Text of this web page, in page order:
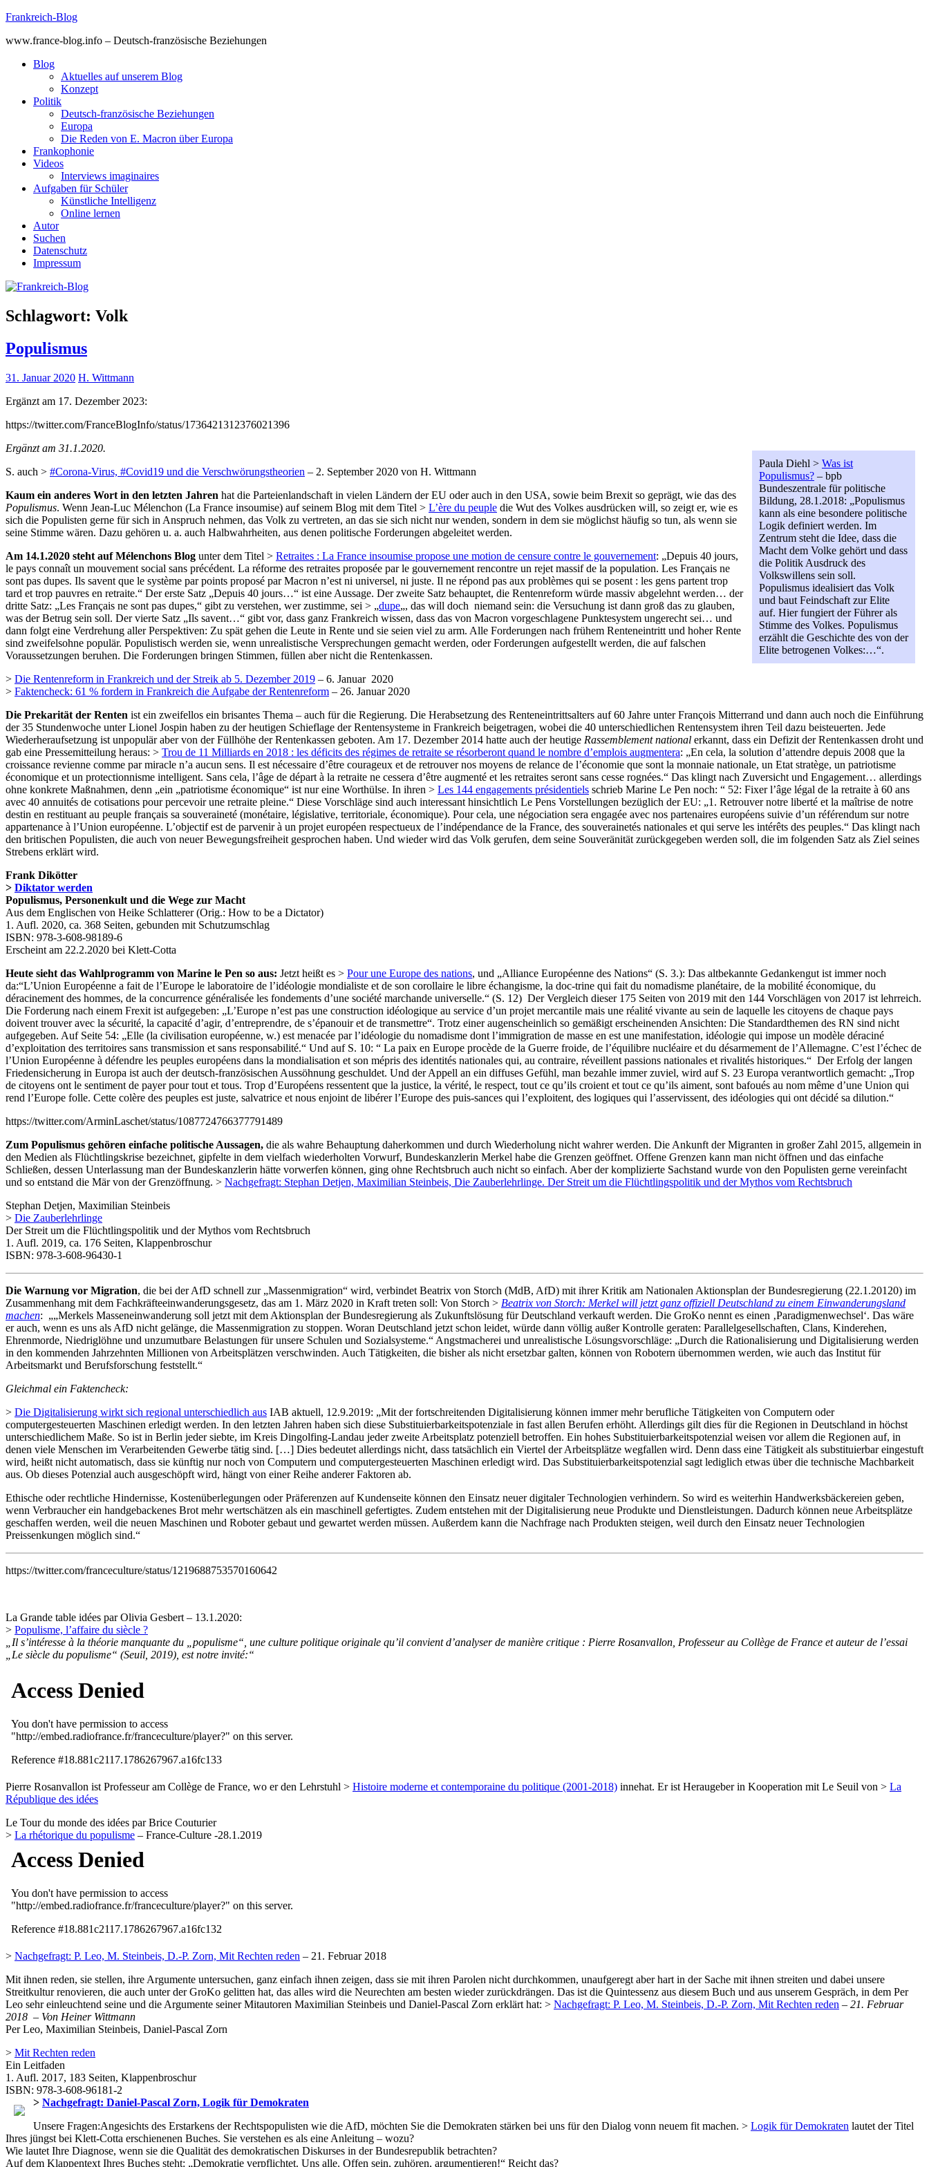
Skip
content
Frankreich-Blog
www.france-blog.info – Deutsch-französische Beziehungen
Blog
Aktuelles auf unserem Blog
Konzept
Politik
Deutsch-französische Beziehungen
Europa
Die Reden von E. Macron über Europa
Frankophonie
Videos
Interviews imaginaires
Aufgaben für Schüler
Künstliche Intelligenz
Online lernen
Autor
Suchen
Datenschutz
Impressum
Schlagwort: Volk
Populismus
31. Januar 2020 H. Wittmann
Ergänzt am 17. Dezember 2023:
https://twitter.com/FranceBlogInfo/status/1736421312376021396
Paula Diehl > Was ist
Populismus? – bpb
Bundeszentrale für politische
Bildung, 28.1.2018: „Populismus
kann als eine besondere politische
Logik definiert werden. Im
Zentrum steht die Idee, dass die
Macht dem Volke gehört und dass
die Politik Ausdruck des
Volkswillens sein soll.
Populismus idealisiert das Volk
und baut Feindschaft zur Elite
auf. Hier fungiert der Führer als
Stimme des Volkes. Populismus
erzählt die Geschichte des von der
Elite betrogenen Volkes:…“.
Ergänzt am 31.1.2020.
S. auch > #Corona-Virus, #Covid19 und die Verschwörungstheorien – 2. September 2020 von H. Wittmann
Kaum ein anderes Wort in den letzten Jahren hat die Parteienlandschaft in vielen Ländern der EU oder auch in den USA, sowie beim Brexit so geprägt, wie das des
Populismus. Wenn Jean-Luc Mélenchon (La France insoumise) auf seinem Blog mit dem Titel > L’ère du peuple die Wut des Volkes ausdrücken will, so zeigt er, wie es
sich die Populisten gerne für sich in Anspruch nehmen, das Volk zu vertreten, an das sie sich nicht nur wenden, sondern in dem sie möglichst häufig so tun, als wenn sie
seine Stimme wären. Dazu gehören u. a. auch Halbwahrheiten, aus denen politische Forderungen abgeleitet werden.
Am 14.1.2020 steht auf Mélenchons Blog unter dem Titel > Retraites : La France insoumise propose une motion de censure contre le gouvernement: „Depuis 40 jours,
le pays connaît un mouvement social sans précédent. La réforme des retraites proposée par le gouvernement rencontre un rejet massif de la population. Les Français ne
sont pas dupes. Ils savent que le système par points proposé par Macron n’est ni universel, ni juste. Il ne répond pas aux problèmes qui se posent : les gens partent trop
tard et trop pauvres en retraite.“ Der erste Satz „Depuis 40 jours…“ ist eine Aussage. Der zweite Satz behauptet, die Rentenreform würde massiv abgelehnt werden… der
dritte Satz: „Les Français ne sont pas dupes,“ gibt zu verstehen, wer zustimme, sei > „dupe„, das will doch niemand sein: die Versuchung ist dann groß das zu glauben,
was der Betrug sein soll. Der vierte Satz „Ils savent…“ gibt vor, dass ganz Frankreich wissen, dass das von Macron vorgeschlagene Punktesystem ungerecht sei… und
dann folgt eine Verdrehung aller Perspektiven: Zu spät gehen die Leute in Rente und sie seien viel zu arm. Alle Forderungen nach frühem Renteneintritt und hoher Rente
sind zweifelsohne populär. Populistisch werden sie, wenn unrealistische Versprechungen gemacht werden, oder Forderungen aufgestellt werden, die auf falschen
Voraussetzungen beruhen. Die Forderungen bringen Stimmen, füllen aber nicht die Rentenkassen.
> Die Rentenreform in Frankreich und der Streik ab 5. Dezember 2019 – 6. Januar 2020
> Faktencheck: 61 % fordern in Frankreich die Aufgabe der Rentenreform – 26. Januar 2020
Die Prekarität der Renten ist ein zweifellos ein brisantes Thema – auch für die Regierung. Die Herabsetzung des Renteneintrittsalters auf 60 Jahre unter François Mitterrand und dann auch noch die Einführung
der 35 Stundenwoche unter Lionel Jospin haben zu der heutigen Schieflage der Rentensysteme in Frankreich beigetragen, wobei die 40 unterschiedlichen Rentensystem ihren Teil dazu beisteuerten. Jede
Wiederheraufsetzung ist unpopulär aber von der Füllhöhe der Rentenkassen geboten. Am 17. Dezember 2014 hatte auch der heutige Rassemblement national erkannt, dass ein Defizit der Rentenkassen droht und
gab eine Pressemitteilung heraus: > Trou de 11 Milliards en 2018 : les déficits des régimes de retraite se résorberont quand le nombre d’emplois augmentera: „En cela, la solution d’attendre depuis 2008 que la
croissance revienne comme par miracle n’a aucun sens. Il est nécessaire d’être courageux et de retrouver nos moyens de relance de l’économie que sont la monnaie nationale, un Etat stratège, un patriotisme
économique et un protectionnisme intelligent. Sans cela, l’âge de départ à la retraite ne cessera d’être augmenté et les retraites seront sans cesse rognées.“ Das klingt nach Zuversicht und Engagement… allerdings
ohne konkrete Maßnahmen, denn „ein „patriotisme économique“ ist nur eine Worthülse. In ihren > Les 144 engagements présidentiels schrieb Marine Le Pen noch: “ 52: Fixer l’âge légal de la retraite à 60 ans
avec 40 annuités de cotisations pour percevoir une retraite pleine.“ Diese Vorschläge sind auch interessant hinsichtlich Le Pens Vorstellungen bezüglich der EU: „1. Retrouver notre liberté et la maîtrise de notre
destin en restituant au peuple français sa souveraineté (monétaire, législative, territoriale, économique). Pour cela, une négociation sera engagée avec nos partenaires européens suivie d’un référendum sur notre
appartenance à l’Union européenne. L’objectif est de parvenir à un projet européen respectueux de l’indépendance de la France, des souverainetés nationales et qui serve les intérêts des peuples.“ Das klingt nach
den britischen Populisten, die auch von neuer Bewegungsfreiheit gesprochen haben. Und wieder wird das Volk gerufen, dem seine Souveränität zurückgegeben werden soll, die im folgenden Satz als Ziel seines
Strebens erklärt wird.
Frank Dikötter
> Diktator werden
Populismus, Personenkult und die Wege zur Macht
Aus dem Englischen von Heike Schlatterer (Orig.: How to be a Dictator)
1. Aufl. 2020, ca. 368 Seiten, gebunden mit Schutzumschlag
ISBN: 978-3-608-98189-6
Erscheint am 22.2.2020 bei Klett-Cotta
Heute sieht das Wahlprogramm von Marine le Pen so aus: Jetzt heißt es > Pour une Europe des nations, und „Alliance Européenne des Nations“ (S. 3.): Das altbekannte Gedankengut ist immer noch
da:“L’Union Européenne a fait de l’Europe le laboratoire de l’idéologie mondialiste et de son corollaire le libre échangisme, la doc-trine qui fait du nomadisme planétaire, de la mobilité économique, du
déracinement des hommes, de la concurrence généralisée les fondements d’une société marchande universelle.“ (S. 12) Der Vergleich dieser 175 Seiten von 2019 mit den 144 Vorschlägen von 2017 ist lehrreich.
Die Forderung nach einem Frexit ist aufgegeben: „L’Europe n’est pas une construction idéologique au service d’un projet mercantile mais une réalité vivante au sein de laquelle les citoyens de chaque pays
doivent trouver avec la sécurité, la capacité d’agir, d’entreprendre, de s’épanouir et de transmettre“. Trotz einer augenscheinlich so gemäßigt erscheinenden Ansichten: Die Standardthemen des RN sind nicht
aufgegeben. Auf Seite 54: „Elle (la civilisation européenne, w.) est menacée par l’idéologie du nomadisme dont l’immigration de masse en est une manifestation, idéologie qui impose un modèle déraciné
d’exploitation des territoires sans transmission et sans responsabilité.“ Und auf S. 10: “ La paix en Europe procède de la Guerre froide, de l’équilibre nucléaire et du désarmement de l’Allemagne. C’est l’échec de
l’Union Européenne à défendre les peuples européens dans la mondialisation et son mépris des identités nationales qui, au contraire, réveillent passions nationales et rivalités historiques.“ Der Erfolg der langen
Friedensicherung in Europa ist auch der deutsch-französischen Aussöhnung geschuldet. Und der Appell an ein diffuses Gefühl, man bezahle immer zuviel, wird auf S. 23 Europa verantwortlich gemacht: „Trop
de citoyens ont le sentiment de payer pour tout et tous. Trop d’Européens ressentent que la justice, la vérité, le respect, tout ce qu’ils croient et tout ce qu’ils aiment, sont bafoués au nom même d’une Union qui
rend l’Europe folle. Cette colère des peuples est juste, salvatrice et nous enjoint de libérer l’Europe des puis-sances qui l’exploitent, des logiques qui l’asservissent, des idéologies qui ont décidé sa dilution.“
https://twitter.com/ArminLaschet/status/1087724766377791489
Zum Populismus gehören einfache politische Aussagen, die als wahre Behauptung daherkommen und durch Wiederholung nicht wahrer werden. Die Ankunft der Migranten in großer Zahl 2015, allgemein in
den Medien als Flüchtlingskrise bezeichnet, gipfelte in dem vielfach wiederholten Vorwurf, Bundeskanzlerin Merkel habe die Grenzen geöffnet. Offene Grenzen kann man nicht öffnen und das einfache
Schließen, dessen Unterlassung man der Bundeskanzlerin hätte vorwerfen können, ging ohne Rechtsbruch auch nicht so einfach. Aber der komplizierte Sachstand wurde von den Populisten gerne vereinfacht
und so entstand die Mär von der Grenzöffnung. > Nachgefragt: Stephan Detjen, Maximilian Steinbeis, Die Zauberlehrlinge. Der Streit um die Flüchtlingspolitik und der Mythos vom Rechtsbruch
Stephan Detjen, Maximilian Steinbeis
> Die Zauberlehrlinge
Der Streit um die Flüchtlingspolitik und der Mythos vom Rechtsbruch
1. Aufl. 2019, ca. 176 Seiten, Klappenbroschur
ISBN: 978-3-608-96430-1
Die Warnung vor Migration, die bei der AfD schnell zur „Massenmigration“ wird, verbindet Beatrix von Storch (MdB, AfD) mit ihrer Kritik am Nationalen Aktionsplan der Bundesregierung (22.1.20120) im
Zusammenhang mit dem Fachkräfteeinwanderungsgesetz, das am 1. März 2020 in Kraft treten soll: Von Storch > Beatrix von Storch: Merkel will jetzt ganz offiziell Deutschland zu einem Einwanderungsland
machen: „„Merkels Masseneinwanderung soll jetzt mit dem Aktionsplan der Bundesregierung als Zukunftslösung für Deutschland verkauft werden. Die GroKo nennt es einen ‚Paradigmenwechsel‘. Das wäre
er auch, wenn es uns als AfD nicht gelänge, die Massenmigration zu stoppen. Woran Deutschland jetzt schon leidet, würde dann völlig außer Kontrolle geraten: Parallelgesellschaften, Clans, Kinderehen,
Ehrenmorde, Niedriglöhne und unzumutbare Belastungen für unsere Schulen und Sozialsysteme.“ Angstmacherei und unrealistische Lösungsvorschläge: „Durch die Rationalisierung und Digitalisierung werden
in den kommenden Jahrzehnten Millionen von Arbeitsplätzen verschwinden. Auch Tätigkeiten, die bisher als nicht ersetzbar galten, können von Robotern übernommen werden, wie auch das Institut für
Arbeitsmarkt und Berufsforschung feststellt.“
Gleichmal ein Faktencheck:
> Die Digitalisierung wirkt sich regional unterschiedlich aus IAB aktuell, 12.9.2019: „Mit der fortschreitenden Digitalisierung können immer mehr berufliche Tätigkeiten von Computern oder
computergesteuerten Maschinen erledigt werden. In den letzten Jahren haben sich diese Substituierbarkeitspotenziale in fast allen Berufen erhöht. Allerdings gilt dies für die Regionen in Deutschland in höchst
unterschiedlichem Maße. So ist in Berlin jeder siebte, im Kreis Dingolfing-Landau jeder zweite Arbeitsplatz potenziell betroffen. Ein hohes Substituierbarkeitspotenzial weisen vor allem die Regionen auf, in
denen viele Menschen im Verarbeitenden Gewerbe tätig sind. […] Dies bedeutet allerdings nicht, dass tatsächlich ein Viertel der Arbeitsplätze wegfallen wird. Denn dass eine Tätigkeit als substituierbar eingestuft
wird, heißt nicht automatisch, dass sie künftig nur noch von Computern und computergesteuerten Maschinen erledigt wird. Das Substituierbarkeitspotenzial sagt lediglich etwas über die technische Machbarkeit
aus. Ob dieses Potenzial auch ausgeschöpft wird, hängt von einer Reihe anderer Faktoren ab.
Ethische oder rechtliche Hindernisse, Kostenüberlegungen oder Präferenzen auf Kundenseite können den Einsatz neuer digitaler Technologien verhindern. So wird es weiterhin Handwerksbäckereien geben,
wenn Verbraucher ein handgebackenes Brot mehr wertschätzen als ein maschinell gefertigtes. Zudem entstehen mit der Digitalisierung neue Produkte und Dienstleistungen. Dadurch können neue Arbeitsplätze
geschaffen werden, weil die neuen Maschinen und Roboter gebaut und gewartet werden müssen. Außerdem kann die Nachfrage nach Produkten steigen, weil durch den Einsatz neuer Technologien
Preissenkungen möglich sind.“
https://twitter.com/franceculture/status/1219688753570160642
La Grande table idées par Olivia Gesbert – 13.1.2020:
> Populisme, l’affaire du siècle ?
„Il s’intéresse à la théorie manquante du „populisme“, une culture politique originale qu’il convient d’analyser de manière critique : Pierre Rosanvallon, Professeur au Collège de France et auteur de l’essai
„Le siècle du populisme“ (Seuil, 2019), est notre invité:“
Pierre Rosanvallon ist Professeur am Collège de France, wo er den Lehrstuhl > Histoire moderne et contemporaine du politique (2001-2018) innehat. Er ist Heraugeber in Kooperation mit Le Seuil von > La
République des idées
Le Tour du monde des idées par Brice Couturier
> La rhétorique du populisme – France-Culture -28.1.2019
> Nachgefragt: P. Leo, M. Steinbeis, D.-P. Zorn, Mit Rechten reden – 21. Februar 2018
Mit ihnen reden, sie stellen, ihre Argumente untersuchen, ganz einfach ihnen zeigen, dass sie mit ihren Parolen nicht durchkommen, unaufgeregt aber hart in der Sache mit ihnen streiten und dabei unsere
Streitkultur renovieren, die auch unter der GroKo gelitten hat, das alles wird die Neurechten am besten wieder zurückdrängen. Das ist die Quintessenz aus diesem Buch und aus unserem Gespräch, in dem Per
Leo sehr einleuchtend seine und die Argumente seiner Mitautoren Maximilian Steinbeis und Daniel-Pascal Zorn erklärt hat: > Nachgefragt: P. Leo, M. Steinbeis, D.-P. Zorn, Mit Rechten reden – 21. Februar
2018 – Von Heiner Wittmann
Per Leo, Maximilian Steinbeis, Daniel-Pascal Zorn
> Mit Rechten reden
Ein Leitfaden
1. Aufl. 2017, 183 Seiten, Klappenbroschur
ISBN: 978-3-608-96181-2
> Nachgefragt: Daniel-Pascal Zorn, Logik für Demokraten
Unsere Fragen:Angesichts des Erstarkens der Rechtspopulisten wie die AfD, möchten Sie die Demokraten stärken bei uns für den Dialog vonn neuem fit machen. > Logik für Demokraten lautet der Titel
Ihres jüngst bei Klett-Cotta erschienenen Buches. Sie verstehen es als eine Anleitung – wozu?
Wie lautet Ihre Diagnose, wenn sie die Qualität des demokratischen Diskurses in der Bundesrepublik betrachten?
Auf dem Klappentext Ihres Buches steht: „Demokratie verpflichtet. Uns alle. Offen sein, zuhören, argumentieren!“ Reicht das?